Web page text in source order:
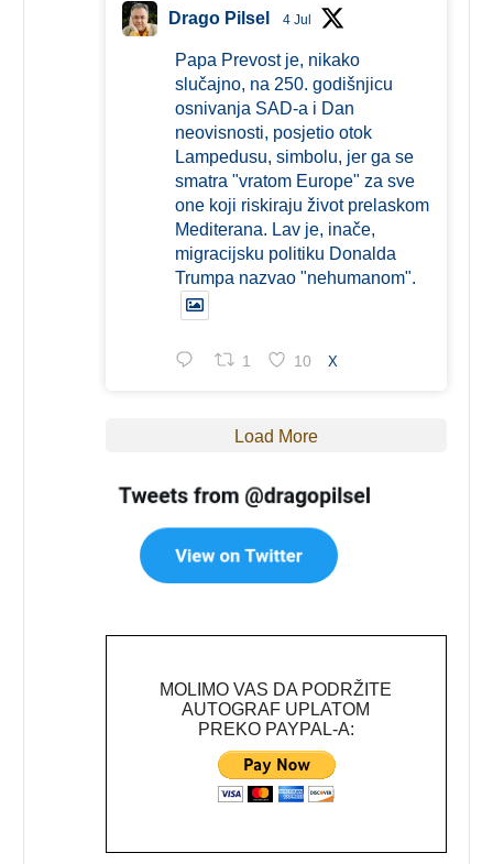
Drago Pilsel 4 Jul
Papa Prevost je, nikako
slučajno, na 250. godišnjicu
osnivanja SAD-a i Dan
neovisnosti, posjetio otok
Lampedusu, simbolu, jer ga se
smatra "vratom Europe" za sve
one koji riskiraju život prelaskom
Mediterana. Lav je, inače,
migracijsku politiku Donalda
Trumpa nazvao "nehumanom".
1 10 X
Load More
MOLIMO VAS DA PODRŽITE
AUTOGRAF UPLATOM
PREKO PAYPAL-A: